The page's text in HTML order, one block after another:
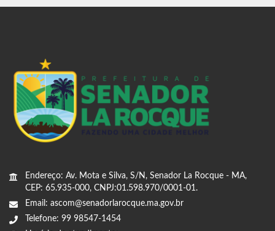
Endereço: Av. Mota e Silva, S/N, Senador La Rocque - MA,
CEP: 65.935-000, CNPJ:01.598.970/0001-01.
Email: ascom@senadorlarocque.ma.gov.br
Telefone: 99 98547-1454